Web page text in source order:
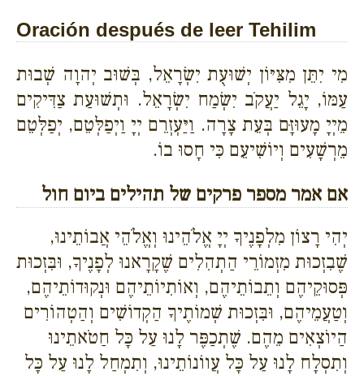
Oración después de leer Tehilim
מִי יִתֵּן מִצִּיּוֹן יְשׁוּעֻת יִשְׂרָאֵל, בְּשׁוּב יְהוָה שְׁבוּת
עַמּוֹ, יָגֵל יַעֲקֹב יִשְׂמַח יִשְׂרָאֵל. וּתְשׁוּעַת צַדִּיקִים
מֵיְיָ מָעוּזָּם בְּעֵת צָרָה. וַיַּעְזְרֵם יְיָ וַיְפַלְּטֵם, יְפַלְּטֵם
מֵרְשָׁעִים וְיוֹשִׁיעֵם כִּי חָסוּ בוֹ.
אם אמר מספר פרקים של תהילים ביום חול
יְהִי רָצוֹן מִלְפָנֶיךָ יְיָ אֱלֹהֵינוּ וְאֱלֹהֵי אֲבוֹתֵינוּ,
שֶׁבִזְכוּת מִזְמוֹרֵי הַתְהִלִים שֶׁקָרָאנוּ לְפָנֶיךָ, וּבִּזְכוּת
פְּסוּקֵיהֶם וְתֵבוֹתֵיהֶם, וְאוֹתִיוֹתֵיהֶם וּנְקוּדוֹתֵיהֶם,
וְטַעֲמֵיהֶם, וּבִּזְכוּת שְׁמוֹתֶיךָ הַקְדוֹשִׁים וְהַטְהוֹרִים
הַיוֹצְאִים מֵהֶם. שֶׁתְכַפֶּר לָנוּ עַל כָּל חַטֹאתֵינוּ
וְתִסְלָח לָנוּ עַל כָּל עֲווֹנוֹתֵינוּ, וְתִמְחַל לָנוּ עַל כָּל